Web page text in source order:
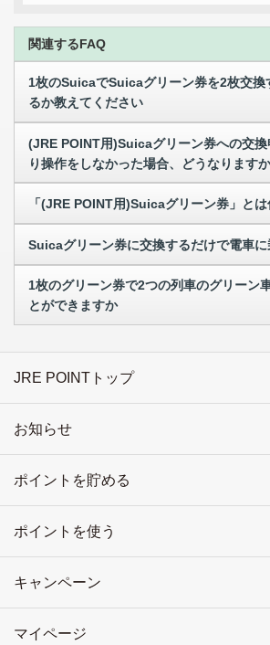
関連するFAQ
1枚のSuicaでSuicaグリーン券を2枚交換
るか教えてください
(JRE POINT用)Suicaグリーン券への交換
り操作をしなかった場合、どうなりますか
「(JRE POINT用)Suicaグリーン券」と
Suicaグリーン券に交換するだけで電車
1枚のグリーン券で2つの列車のグリーン
とができますか
JRE POINTトップ
お知らせ
ポイントを貯める
ポイントを使う
キャンペーン
マイページ